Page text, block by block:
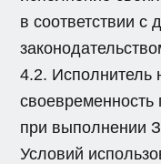
в соответствии
4.2. Исполнитель
своевременность
при выполнении
Условий